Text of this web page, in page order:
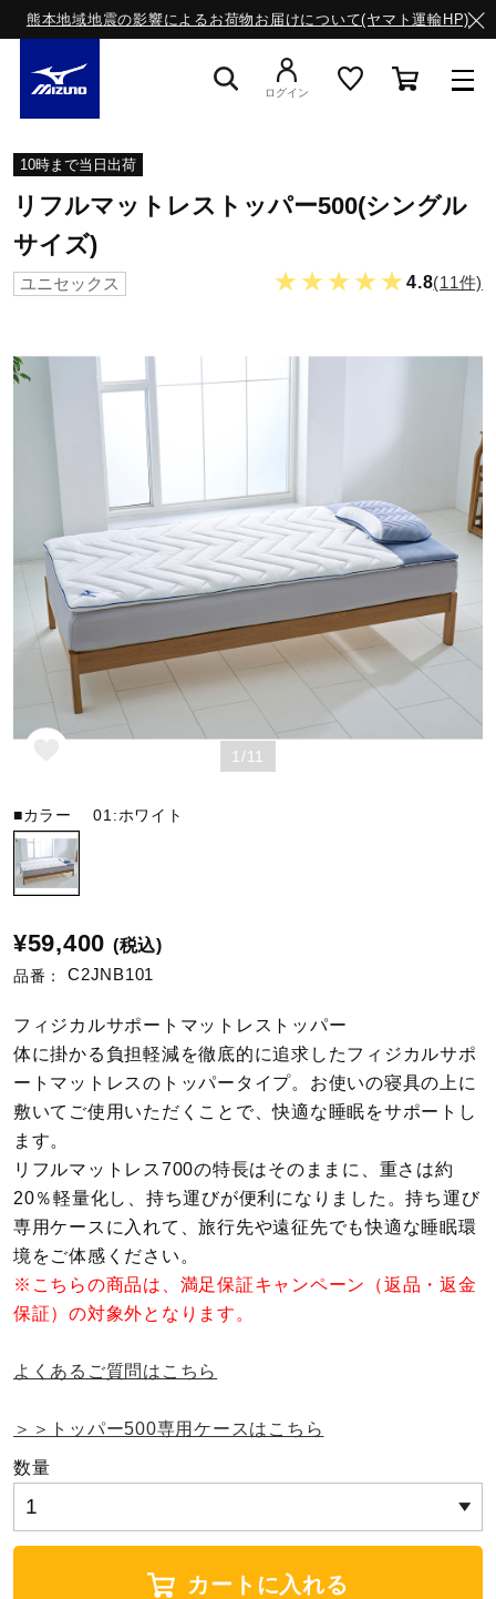
熊本地域地震の影響によるお荷物お届けについて(ヤマト運輸HP)
スニーカー
ライフスタイルウエア
サッカー／フットサル
トレーニング
野球
ゴルフ
スイム
バレーボール
バドミントン
陸上競技
卓球
ソフトボール
柔道
ウィンタースポーツ
ウォーキングシューズ
ログイン
10時まで当日出荷
リフルマットレストッパー500(シングル
サイズ)
ユニセックス ★★★★★4.8(11件)
1/11
■カラー01:ホワイト
¥59,400 (税込)
品番： C2JNB101
フィジカルサポートマットレストッパー
体に掛かる負担軽減を徹底的に追求したフィジカルサポ
ートマットレスのトッパータイプ。お使いの寝具の上に
敷いてご使用いただくことで、快適な睡眠をサポートし
ます。
リフルマットレス700の特長はそのままに、重さは約
20％軽量化し、持ち運びが便利になりました。持ち運び
専用ケースに入れて、旅行先や遠征先でも快適な睡眠環
境をご体感ください。
※こちらの商品は、満足保証キャンペーン（返品・返金
保証）の対象外となります。
よくあるご質問はこちら
＞＞トッパー500専用ケースはこちら
数量
カートに入れる